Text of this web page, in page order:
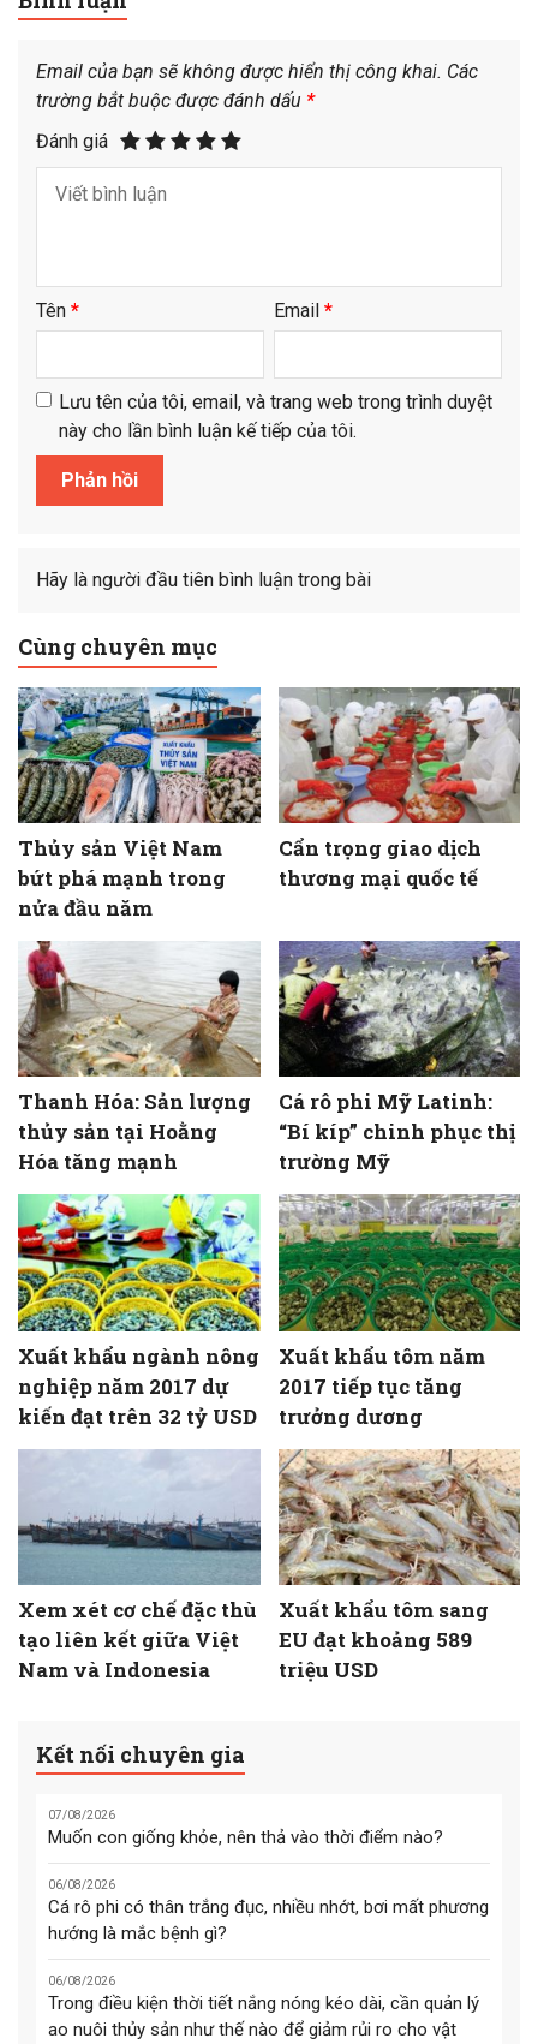
Email của bạn sẽ không được hiển thị công khai. Các
trường bắt buộc được đánh dấu *
Đánh giá
Tên * Email *
Lưu tên của tôi, email, và trang web trong trình duyệt
này cho lần bình luận kế tiếp của tôi.
Hãy là người đầu tiên bình luận trong bài
Cùng chuyên mục
Thủy sản Việt Nam
bứt phá mạnh trong
nửa đầu năm
Cẩn trọng giao dịch
thương mại quốc tế
Thanh Hóa: Sản lượng
thủy sản tại Hoằng
Hóa tăng mạnh
Cá rô phi Mỹ Latinh:
“Bí kíp” chinh phục thị
trường Mỹ
Xuất khẩu ngành nông
nghiệp năm 2017 dự
kiến đạt trên 32 tỷ USD
Xuất khẩu tôm năm
2017 tiếp tục tăng
trưởng dương
Xem xét cơ chế đặc thù
tạo liên kết giữa Việt
Nam và Indonesia
Xuất khẩu tôm sang
EU đạt khoảng 589
triệu USD
Kết nối chuyên gia
07/08/2026
Muốn con giống khỏe, nên thả vào thời điểm nào?
06/08/2026
Cá rô phi có thân trắng đục, nhiều nhớt, bơi mất phương
hướng là mắc bệnh gì?
06/08/2026
Trong điều kiện thời tiết nắng nóng kéo dài, cần quản lý
ao nuôi thủy sản như thế nào để giảm rủi ro cho vật